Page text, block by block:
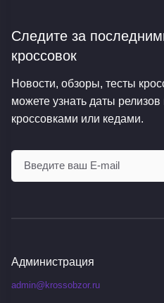
Следите за
кроссовок
Новости, обзоры, тесты
можете узнать даты
кроссовками или кедами.
Администрация
admin@krossobzor.ru